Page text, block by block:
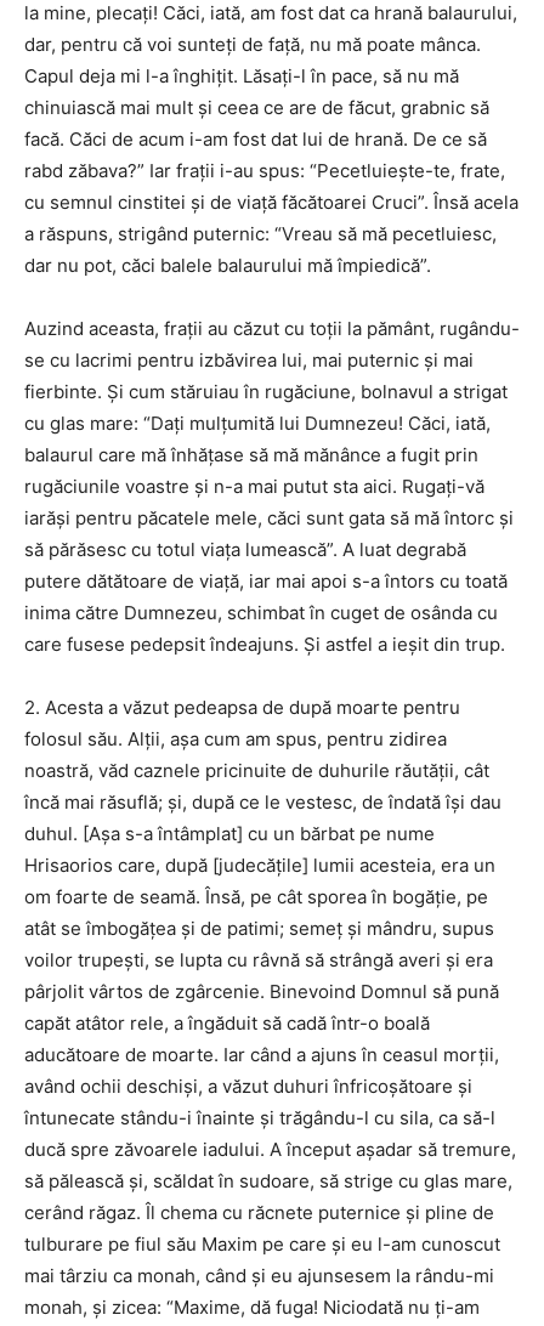
la mine, plecaţi! Căci, iată, am fost dat ca hrană balaurului,
dar, pentru că voi sunteţi de faţă, nu mă poate mânca.
Capul deja mi l-a înghiţit. Lăsaţi-l în pace, să nu mă
chinuiască mai mult şi ceea ce are de făcut, grabnic să
facă. Căci de acum i-am fost dat lui de hrană. De ce să
rabd zăbava?” Iar fraţii i-au spus: “Pecetluieşte-te, frate,
cu semnul cinstitei şi de viaţă făcătoarei Cruci”. Însă acela
a răspuns, strigând puternic: “Vreau să mă pecetluiesc,
dar nu pot, căci balele balaurului mă împiedică”.
Auzind aceasta, fraţii au căzut cu toţii la pământ, rugându-
se cu lacrimi pentru izbăvirea lui, mai puternic şi mai
fierbinte. Şi cum stăruiau în rugăciune, bolnavul a strigat
cu glas mare: “Daţi mulţumită lui Dumnezeu! Căci, iată,
balaurul care mă înhăţase să mă mănânce a fugit prin
rugăciunile voastre şi n-a mai putut sta aici. Rugaţi-vă
iarăşi pentru păcatele mele, căci sunt gata să mă întorc şi
să părăsesc cu totul viaţa lumească”. A luat degrabă
putere dătătoare de viaţă, iar mai apoi s-a întors cu toată
inima către Dumnezeu, schimbat în cuget de osânda cu
care fusese pedepsit îndeajuns. Şi astfel a ieşit din trup.
2. Acesta a văzut pedeapsa de după moarte pentru
folosul său. Alţii, aşa cum am spus, pentru zidirea
noastră, văd caznele pricinuite de duhurile răutăţii, cât
încă mai răsuflă; şi, după ce le vestesc, de îndată îşi dau
duhul. [Aşa s-a întâmplat] cu un bărbat pe nume
Hrisaorios care, după [judecăţile] lumii acesteia, era un
om foarte de seamă. Însă, pe cât sporea în bogăţie, pe
atât se îmbogăţea şi de patimi; semeţ şi mândru, supus
voilor trupeşti, se lupta cu râvnă să strângă averi şi era
pârjolit vârtos de zgârcenie. Binevoind Domnul să pună
capăt atâtor rele, a îngăduit să cadă într-o boală
aducătoare de moarte. Iar când a ajuns în ceasul morţii,
având ochii deschişi, a văzut duhuri înfricoşătoare şi
întunecate stându-i înainte şi trăgându-l cu sila, ca să-l
ducă spre zăvoarele iadului. A început aşadar să tremure,
să pălească şi, scăldat în sudoare, să strige cu glas mare,
cerând răgaz. Îl chema cu răcnete puternice şi pline de
tulburare pe fiul său Maxim pe care şi eu l-am cunoscut
mai târziu ca monah, când şi eu ajunsesem la rându-mi
monah, şi zicea: “Maxime, dă fuga! Niciodată nu ţi-am